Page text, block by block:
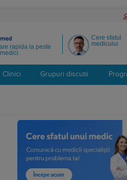
Cere sfatul
medicului
rapida la peste
Clinici Grupuri discutii